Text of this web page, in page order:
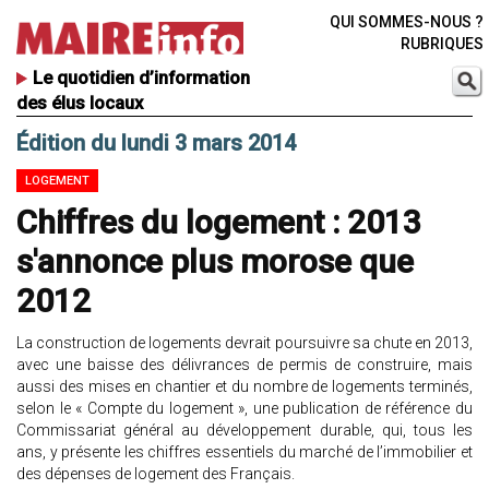
Le quotidien d’information
des élus locaux
QUI SOMMES-NOUS ?
RUBRIQUES
Édition du lundi 3 mars 2014
LOGEMENT
Chiffres du logement : 2013
s'annonce plus morose que
2012
La construction de logements devrait poursuivre sa chute en 2013,
avec une baisse des délivrances de permis de construire, mais
aussi des mises en chantier et du nombre de logements terminés,
selon le « Compte du logement », une publication de référence du
Commissariat général au développement durable, qui, tous les
ans, y présente les chiffres essentiels du marché de l’immobilier et
des dépenses de logement des Français.